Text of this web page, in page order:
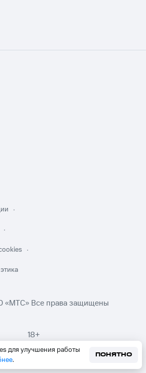
для улучшения работы
.
ПОНЯТНО
«МТС» Все права защищены
18+